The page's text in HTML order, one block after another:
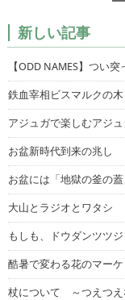
新しい記事
【ODD NAMES】つい
鉄血宰相ビスマルクの木
アジュガで楽しむアジ
お盆新時代到来の兆し
お盆には「地獄の釜の蓋
大山とラジオとワタシ
もしも、ドウダンツツ
酷暑で変わる花のマー
杖について ～つえつえ